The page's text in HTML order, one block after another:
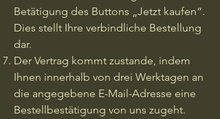
Betätigung des Buttons „Jetzt kaufen“.
Dies stellt Ihre verbindliche Bestellung
dar.
Der Vertrag kommt zustande, indem
Ihnen innerhalb von drei Werktagen an
die angegebene E-Mail-Adresse eine
Bestellbestätigung von uns zugeht.